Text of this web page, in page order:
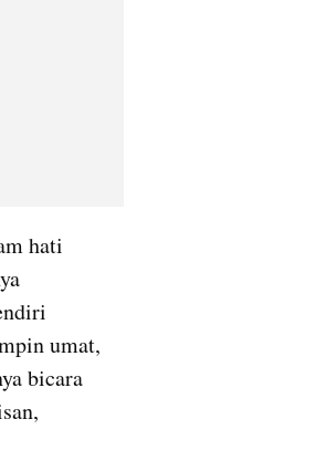
hati
umat,
bicara